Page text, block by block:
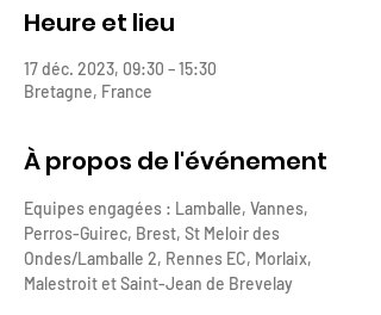
Heure et lieu
17 déc. 2023, 09:30 – 15:30
Bretagne, France
À propos de l'événement
Equipes engagées : Lamballe, Vannes,
Perros-Guirec, Brest, St Meloir des
Ondes/Lamballe 2, Rennes EC, Morlaix,
Malestroit et Saint-Jean de Brevelay